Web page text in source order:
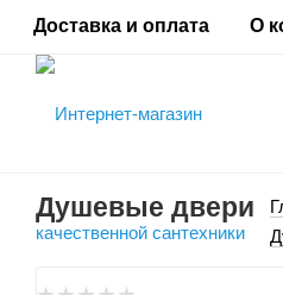
Доставка и оплата О
Душевые двери